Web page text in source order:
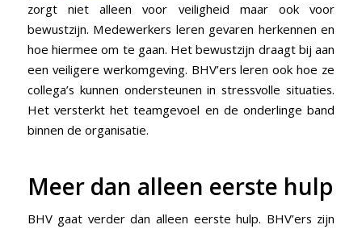
zorgt niet alleen voor veiligheid maar ook voor
bewustzijn. Medewerkers leren gevaren herkennen en
hoe hiermee om te gaan. Het bewustzijn draagt bij aan
een veiligere werkomgeving. BHV’ers leren ook hoe ze
collega’s kunnen ondersteunen in stressvolle situaties.
Het versterkt het teamgevoel en de onderlinge band
binnen de organisatie.
Meer dan alleen eerste hulp
BHV gaat verder dan alleen eerste hulp. BHV’ers zijn